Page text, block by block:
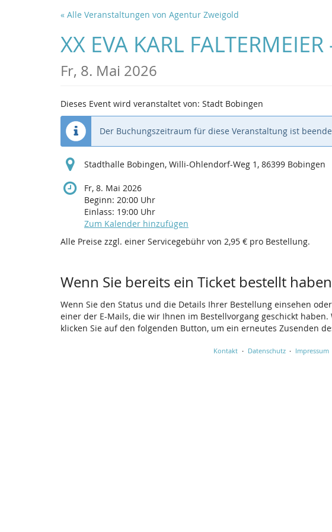
« Alle Veranstaltungen von Agentur Zweigold
XX EVA KARL
Fr, 8. Mai 2026
Dieses Event wird veranstaltet von: Stadt Bobingen
Der Buchungszeitraum für diese Veranstaltung ist
Stadthalle Bobingen, Willi-Ohlendorf-Weg 1, 86399 Bobingen
Fr, 8. Mai 2026
Beginn: 20:00 Uhr
Einlass: 19:00 Uhr
Zum Kalender hinzufügen
Alle Preise zzgl. einer Servicegebühr von 2,95 € pro Bestellung.
Wenn Sie bereits ein Ticket bestellt haben
Wenn Sie den Status und die Details Ihrer Bestellung einsehen
einer der E-Mails, die wir Ihnen im Bestellvorgang geschickt
klicken Sie auf den folgenden Button, um ein erneutes Zusenden
Kontakt Datenschutz Impressum